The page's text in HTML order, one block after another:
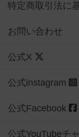
特定商取引法に
お問い合わせ
公式X
公式instagram
公式Facebook
公式YouTubeチ